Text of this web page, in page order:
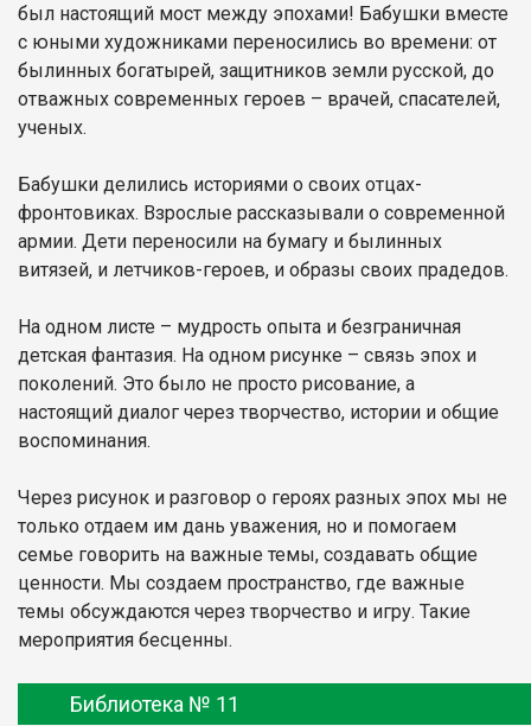
был настоящий мост между эпохами! Бабушки вместе
с юными художниками переносились во времени: от
былинных богатырей, защитников земли русской, до
отважных современных героев – врачей, спасателей,
ученых.
Бабушки делились историями о своих отцах-
фронтовиках. Взрослые рассказывали о современной
армии. Дети переносили на бумагу и былинных
витязей, и летчиков-героев, и образы своих прадедов.
На одном листе – мудрость опыта и безграничная
детская фантазия. На одном рисунке – связь эпох и
поколений. Это было не просто рисование, а
настоящий диалог через творчество, истории и общие
воспоминания.
Через рисунок и разговор о героях разных эпох мы не
только отдаем им дань уважения, но и помогаем
семье говорить на важные темы, создавать общие
ценности. Мы создаем пространство, где важные
темы обсуждаются через творчество и игру. Такие
мероприятия бесценны.
Библиотека № 11